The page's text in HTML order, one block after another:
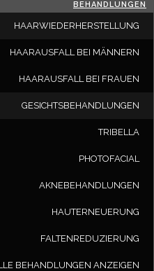
BEHANDLUNGEN
HAARWIEDERHERSTELLUNG
HAARAUSFALL BEI MÄNNERN
HAARAUSFALL BEI FRAUEN
GESICHTSBEHANDLUNGEN
TRIBELLA
PHOTOFACIAL
AKNEBEHANDLUNGEN
HAUTERNEUERUNG
FALTENREDUZIERUNG
BEHANDLUNGEN ANZEIGEN